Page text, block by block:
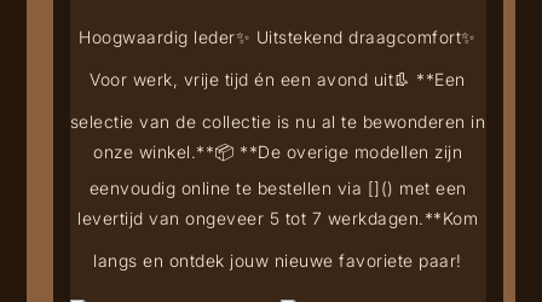
Hoogwaardig leder✨ Uitstekend draagcomfort✨
Voor werk, vrije tijd én een avond uit👢 **Een
selectie van de collectie is nu al te bewonderen in
onze winkel.**📦 **De overige modellen zijn
eenvoudig online te bestellen via []() met een
levertijd van ongeveer 5 tot 7 werkdagen.**Kom
langs en ontdek jouw nieuwe favoriete paar!